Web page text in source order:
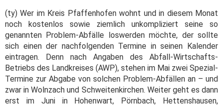
(ty) Wer im Kreis Pfaffenhofen wohnt und in diesem Monat
noch kostenlos sowie ziemlich unkompliziert seine so
genannten Problem-Abfälle loswerden möchte, der sollte
sich einen der nachfolgenden Termine in seinen Kalender
eintragen. Denn nach Angaben des Abfall-Wirtschafts-
Betriebs des Landkreises (AWP), stehen im Mai zwei Spezial-
Termine zur Abgabe von solchen Problem-Abfällen an – und
zwar in Wolnzach und Schweitenkirchen. Weiter geht es dann
erst im Juni in Hohenwart, Pörnbach, Hettenshausen,